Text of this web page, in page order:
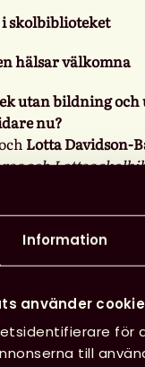
Information
använder
för
till
skolbiblioteket
hälsar välkomna
utan bildning
nu?
Lotta Davidson-
och Lottas
och reflekterar
orka ta nya tag.
roll och